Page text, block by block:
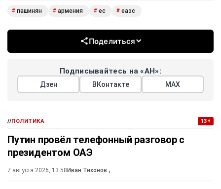
# пашинян # армения # ес # еаэс
Поделиться
Подписывайтесь на «АН»:
Дзен ВКонтакте МАХ
//ПОЛИТИКА 13+
Путин провёл телефонный разговор с
президентом ОАЭ
7 августа 2026, 13:58 Иван Тихонов ,